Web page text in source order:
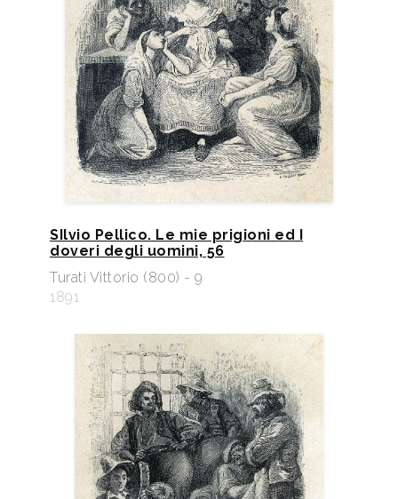
SIlvio Pellico. Le mie prigioni ed I
doveri degli uomini, 56
Turati Vittorio (800) - 9
1891